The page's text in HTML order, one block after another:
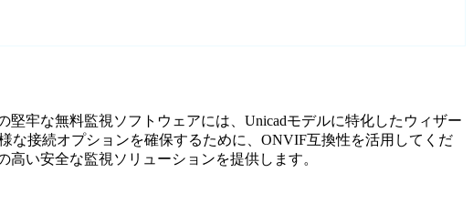
牢な無料監視ソフトウェアには、Unicadモデルに特化したウィザー
な接続オプションを確保するために、ONVIF互換性を活用してくだ
い安全な監視ソリューションを提供します。